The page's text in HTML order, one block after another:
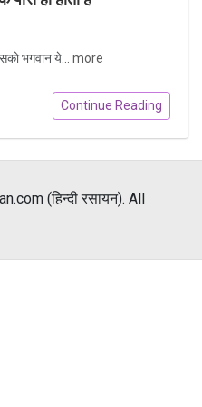
भगवान ये... more
Continue Reading
(हिन्दी रसायन). All